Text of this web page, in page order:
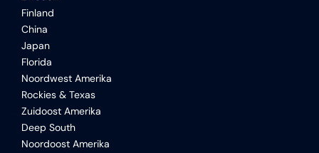
Finland
China
Japan
Florida
Noordwest Amerika
Rockies & Texas
Zuidoost Amerika
Deep South
Noordoost Amerika